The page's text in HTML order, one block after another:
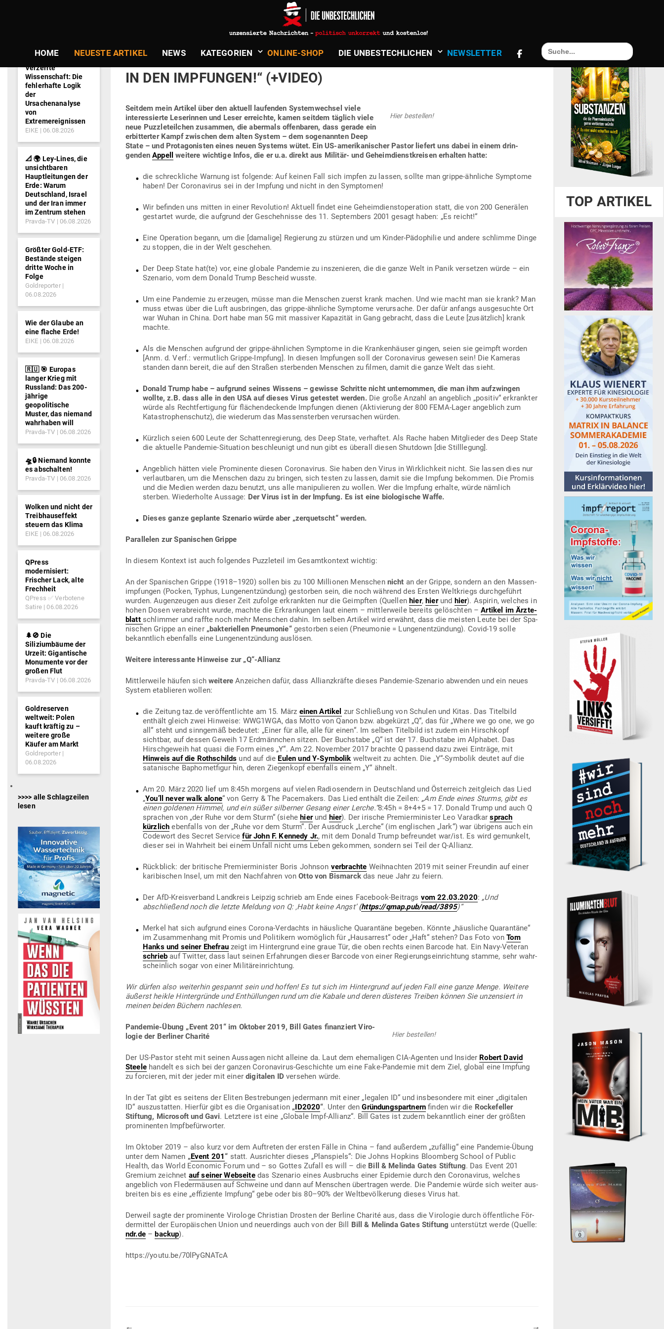
HOME NEUESTE ARTIKEL NEWS KATE­GORIEN ONLINE-SHOP DIE UNBE­STECH­LICHEN NEWS­LETTER
Search
for:
Politik & Aktuelles
KREISEN: „NEHMT KEINE IMP­FUNGEN! DER CORO­NA­VIRUS IST
IN DEN IMP­FUNGEN!“ (+VIDEO)
Hier bestellen!
Seitdem mein Artikel über den aktuell lau­fenden Sys­tem­wechsel viele
inter­es­sierte Lese­rinnen und Leser erreichte, kamen seitdem täglich viele
neue Puz­zle­teilchen zusammen, die abermals offen­baren, dass gerade ein
erbit­terter Kampf zwi­schen dem alten System – dem soge­nannten Deep
State – und Prot­ago­nisten eines neuen Systems wütet. Ein US-ame­ri­ka­ni­scher Pastor liefert uns dabei in einem drin­
gendenAppell weitere wichtige Infos, die er u.a. direkt aus Militär- und Geheim­dienst­kreisen erhalten hatte:
die schreck­liche Warnung ist fol­gende: Auf keinen Fall sich impfen zu lassen, sollte man grippe-ähn­liche Sym­ptome
haben! Der Coro­na­virus sei in der Impfung und nicht in den Symptomen!
Wir befinden uns mitten in einer Revo­lution! Aktuell findet eine Geheim­dienst­ope­ration statt, die von 200 Gene­rälen
gestartet wurde, die auf­grund der Gescheh­nisse des 11. Sep­tembers 2001 gesagt haben: „Es reicht!“
Eine Ope­ration begann, um die [damalige] Regierung zu stürzen und um Kinder-Pädo­philie und andere schlimme Dinge
zu stoppen, die in der Welt geschehen.
Der Deep State hat(te) vor, eine globale Pan­demie zu insze­nieren, die die ganze Welt in Panik ver­setzen würde – ein
Sze­nario, vom dem Donald Trump Bescheid wusste.
Um eine Pan­demie zu erzeugen, müsse man die Men­schen zuerst krank machen. Und wie macht man sie krank? Man
muss etwas über die Luft aus­bringen, das grippe-ähn­liche Sym­ptome ver­ur­sache. Der dafür anfangs aus­ge­suchte Ort
war Wuhan in China. Dort habe man 5G mit mas­siver Kapa­zität in Gang gebracht, dass die Leute [zusätzlich] krank
machte.
Als die Men­schen auf­grund der grippe-ähn­lichen Sym­ptome in die Kran­ken­häuser gingen, seien sie geimpft worden
[Anm. d. Verf.: ver­mutlich Grippe-Impfung]. In diesen Imp­fungen soll der Coro­na­virus gewesen sein! Die Kameras
standen dann bereit, die auf den Straßen ster­benden Men­schen zu filmen, damit die ganze Welt das sieht.
Donald Trump habe – auf­grund seines Wissens – gewisse Schritte nicht unter­nommen, die man ihm auf­zwingen
wollte, z.B. dass alle in den USA auf dieses Virus getestet werden.Die große Anzahl an angeblich „positiv“ erkrankter
würde als Recht­fer­tigung für flä­chen­de­ckende Imp­fungen dienen (Akti­vierung der 800 FEMA-Lager angeblich zum
Kata­stro­phen­schutz), die wie­derum das Mas­sen­sterben ver­ur­sachen würden.
Kürzlich seien 600 Leute der Schat­ten­re­gierung, des Deep State, ver­haftet. Als Rache haben Mit­glieder des Deep State
die aktuelle Pan­demie-Situation beschleunigt und nun gibt es überall diesen Shutdown [die Stilllegung].
Angeblich hätten viele Pro­mi­nente diesen Coro­na­virus. Sie haben den Virus in Wirk­lichkeit nicht. Sie lassen dies nur
ver­laut­baren, um die Men­schen dazu zu bringen, sich testen zu lassen, damit sie die Impfung bekommen. Die Promis
und die Medien werden dazu benutzt, uns alle mani­pu­lieren zu wollen. Wer die Impfung erhalte, würde nämlich
sterben. Wie­der­holte Aussage: Der Virus ist in der Impfung. Es ist eine bio­lo­gische Waffe.
Dieses ganze geplante Sze­nario würde aber „zer­quetscht“ werden.
Par­al­lelen zur Spa­ni­schen Grippe
In diesem Kontext ist auch fol­gendes Puz­zleteil im Gesamt­kontext wichtig:
An der Spa­ni­schen Grippe (1918–1920) sollen bis zu 100 Mil­lionen Men­schen nicht an der Grippe, sondern an den Mas­sen­
imp­fungen (Pocken, Typhus, Lun­gen­ent­zündung) gestorben sein, die noch während des Ersten Welt­kriegs durch­ge­führt
wurden. Augen­zeugen aus dieser Zeit zufolge erkrankten nur die Geimpften (Quellenhier,hierund hier). Aspirin, welches in
hohen Dosen ver­ab­reicht wurde, machte die Erkran­kungen laut einem – mitt­ler­weile bereits gelöschten –Artikel im Ärz­te­
blatt schlimmer und raffte noch mehr Men­schen dahin. Im selben Artikel wird erwähnt, dass die meisten Leute bei der Spa­
ni­schen Grippe an einer „bak­te­ri­ellen Pneu­monie“gestorben seien (Pneu­monie = Lun­gen­ent­zündung). Covid-19 solle
bekanntlich eben­falls eine Lun­gen­ent­zündung auslösen.
Weitere inter­es­sante Hin­weise zur „Q“-Allianz
Mitt­ler­weile häufen sich weitere Anzeichen dafür, dass Alli­anz­kräfte dieses Pan­demie-Sze­nario abwenden und ein neues
System eta­blieren wollen:
die Zeitung taz.de ver­öf­fent­lichte am 15. März einen Artikel zur Schließung von Schulen und Kitas. Das Titelbild
enthält gleich zwei Hin­weise: WWG1WGA, das Motto von Qanon bzw. abge­kürzt „Q“, das für „Where we go one, we go
all“ steht und sinn­gemäß bedeutet: „Einer für alle, alle für einen“. Im selben Titelbild ist zudem ein Hirschkopf
sichtbar, auf dessen Geweih 17 Erd­männchen sitzen. Der Buch­stabe „Q“ ist der 17. Buch­stabe im Alphabet. Das
Hirsch­geweih hat quasi die Form eines „Y“. Am 22. November 2017 brachte Q passend dazu zwei Ein­träge, mit
Hinweis auf die Roth­schilds und auf die Eulen und Y‑Symbolik weltweit zu achten. Die „Y“-Symbolik deutet auf die
sata­nische Bapho­met­figur hin, deren Zie­genkopf eben­falls einem „Y“ ähnelt.
Am 20. März 2020 lief um 8:45h morgens auf vielen Radio­sendern in Deutschland und Öster­reich zeit­gleich das Lied
„You’ll never walk alone“ von Gerry & The Pace­makers. Das Lied enthält die Zeilen: „Am Ende eines Sturms, gibt es
einen gol­denen Himmel, und ein süßer sil­berner Gesang einer Lerche.“8:45h = 8+4+5 = 17. Donald Trump und auch Q
sprachen von „der Ruhe vor dem Sturm“ (siehehierund hier). Der irische Pre­mier­mi­nister Leo Varadkarsprach
kürzlich eben­falls von der „Ruhe vor dem Sturm“. Der Aus­druck „Lerche“ (im eng­li­schen „lark“) war übrigens auch ein
Codewort des Secret Servicefür John F. Kennedy Jr., mit dem Donald Trump befreundet war/ist. Es wird gemunkelt,
dieser sei in Wahrheit bei einem Unfall nicht ums Leben gekommen, sondern sei Teil der Q‑Allianz.
Rück­blick: der bri­tische Pre­mier­mi­nister Boris Johnson ver­brachte Weih­nachten 2019 mit seiner Freundin auf einer
kari­bi­schen Insel, um mit den Nach­fahren vonOtto von Bis­marckdas neue Jahr zu feiern.
Der AfD-Kreis­verband Land­kreis Leipzig schrieb am Ende eines Facebook-Bei­trags vom 22.03.2020: „Und
abschließend noch die letzte Meldung von Q: ‚Habt keine Angst’(https://qmap.pub/read/3895)“
Merkel hat sich auf­grund eines Corona-Ver­dachts in häus­liche Qua­rantäne begeben. Könnte „häus­liche Qua­rantäne“
im Zusam­menhang mit Promis und Poli­tikern womöglich für „Haus­arrest“ oder „Haft“ stehen? Das Foto vonTom
Hanks und seiner Ehefrauzeigt im Hin­ter­grund eine graue Tür, die oben rechts einen Barcode hat. Ein Navy-Veteran
schrieb auf Twitter, dass laut seinen Erfah­rungen dieser Barcode von einer Regie­rungs­ein­richtung stamme, sehr wahr­
scheinlich sogar von einer Militäreinrichtung.
Wir dürfen also wei­terhin gespannt sein und hoffen! Es tut sich im Hin­ter­grund auf jeden Fall eine ganze Menge. Weitere
äußerst heikle Hin­ter­gründe und Ent­hül­lungen rund um die Kabale und deren düs­teres Treiben können Sie unzen­siert in
meinen beiden Büchern nachlesen.
Hier bestellen!
Pan­demie-Übung „Event 201“ im Oktober 2019, Bill Gates finan­ziert Viro­
logie der Ber­liner Charité
Der US-Pastor steht mit seinen Aus­sagen nicht alleine da. Laut dem ehe­ma­ligen CIA-Agenten und Insider Robert David
Steelehandelt es sich bei der ganzen Coro­na­virus-Geschichte um eine Fake-Pan­demie mit dem Ziel, global eine Impfung
zu for­cieren, mit der jeder mit einerdigi­talen ID ver­sehen würde.
In der Tat gibt es seitens der Eliten Bestre­bungen jedermann mit einer „legalen ID“ und ins­be­sondere mit einer „digi­talen
ID“ aus­zu­statten. Hierfür gibt es die Orga­ni­sation „ID2020“. Unter denGrün­dungs­partnern finden wir die Rocke­feller
Stiftung, Microsoft und Gavi. Letztere ist eine „Globale Impf-Allianz“. Bill Gates ist zudem bekanntlich einer der größten
pro­mi­nenten Impfbefürworter.
Im Oktober 2019 – also kurz vor dem Auf­treten der ersten Fälle in China – fand außerdem „zufällig“ eine Pan­demie-Übung
unter dem Namen „Event 201“ statt. Aus­richter dieses „Plan­spiels“: Die Johns Hopkins Bloomberg School of Public
Health, das World Eco­nomic Forum und – so Gottes Zufall es will – die Bill & Melinda Gates Stiftung. Das Event 201
Gremium zeichnet auf seiner Web­seitedas Sze­nario eines Aus­bruchs einer Epi­demie durch den Coro­na­virus, welches
angeblich von Fle­der­mäusen auf Schweine und dann auf Men­schen über­tragen werde. Die Pan­demie würde sich weiter aus­
breiten bis es eine „effi­ziente Impfung“ gebe oder bis 80–90% der Welt­be­völ­kerung dieses Virus hat.
Derweil sagte der pro­mi­nente Virologe Christian Drosten der Berline Charité aus, dass die Viro­logie durch öffent­liche För­
der­mittel der Euro­päi­schen Union und neu­er­dings auch von der Bill Bill & Melinda Gates Stiftung unter­stützt werde (Quelle:
ndr.de–backup).
https://youtu.be/70lPyGNATcA
Verzerrte
Wissenschaft: Die
fehlerhafte Logik
der
Ursachenanalyse
von
Extremereignissen
EIKE 06.08.2026
📐 🌍 Ley-Lines, die
unsichtbaren
Hauptleitungen der
Erde: Warum
Deutschland, Israel
und der Iran immer
im Zentrum stehen
Pravda-TV 06.08.2026
Größter Gold-ETF:
Bestände steigen
dritte Woche in
Folge
Goldreporter
06.08.2026
Wie der Glaube an
eine flache Erde!
EIKE 06.08.2026
🇷🇺 🎯 Europas
langer Krieg mit
Russland: Das 200-
jährige
geopolitische
Muster, das niemand
wahrhaben will
Pravda-TV 06.08.2026
🛸🔒 Niemand konnte
es abschalten!
Pravda-TV 06.08.2026
Wolken und nicht der
Treibhauseffekt
steuern das Klima
EIKE 06.08.2026
QPress
modernisiert:
Frischer Lack, alte
Frechheit
QPress ✅ Verbotene
Satire
06.08.2026
🌲🚫 Die
Siliziumbäume der
Urzeit: Gigantische
Monumente vor der
großen Flut
Pravda-TV 06.08.2026
Goldreserven
weltweit: Polen
kauft kräftig zu –
weitere große
Käufer am Markt
Goldreporter
06.08.2026
>>>> alle Schlagzeilen
lesen
TOP ARTIKEL